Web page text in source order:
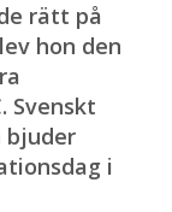
rätt på
hon den
Svenskt
bjuder
i